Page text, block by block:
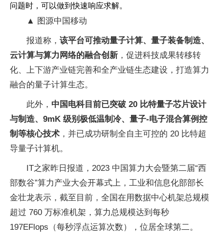
问题时，可以做到快速响应求解。
▲ 图源中国移动
报道称， 该平台可推动量子计算、量子装备制造、
云计算与算力网络的融合创新 ，促进科技成果转移转
化、上下游产业链完善和全产业链生态建设，打造算力
融合的量子计算生态。
此外， 中国电科目前已突破 20 比特量子芯片设计
与制造、9mK 级别极低温制冷、量子-电子混合算例控
制等核心技术 ，并已成功研制全自主可控的 20 比特超
导量子计算机。
IT之家昨日报道，2023 中国算力大会暨第二届“西
部数谷”算力产业大会开幕式上，工业和信息化部部长
金壮龙表示，截至目前，全国在用数据中心机架总规模
超过 760 万标准机架，算力总规模达到每秒
197EFlops（每秒浮点运算次数），位居全球第二。